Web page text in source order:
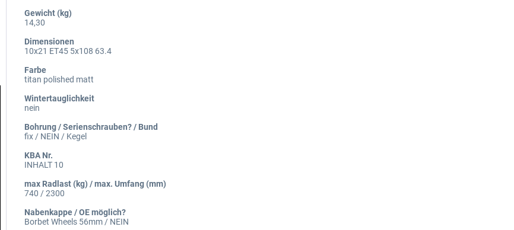
Gewicht (kg)
14,30
Dimensionen
10x21 ET45 5x108 63.4
Farbe
titan polished matt
Wintertauglichkeit
nein
Bohrung / Serienschrauben? / Bund
fix / NEIN / Kegel
KBA Nr.
INHALT 10
max Radlast (kg) / max. Umfang (mm)
740 / 2300
Nabenkappe / OE möglich?
Borbet Wheels 56mm / NEIN